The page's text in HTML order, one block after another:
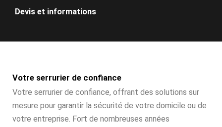
Devis et informations
Votre serrurier de confiance
Votre serrurier de confiance, offrant des solutions sur
mesure pour garantir la sécurité de votre domicile ou de
votre entreprise. Fort de nombreuses années